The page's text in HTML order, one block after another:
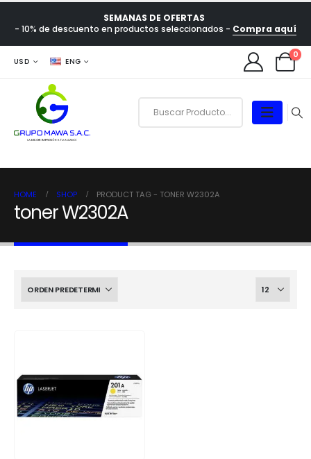
SEMANAS DE OFERTAS
- 10% de descuento en productos seleccionados - Compra aquí
USD ENG
0
HOME SHOP PRODUCT TAG - TONER W2302A
toner W2302A